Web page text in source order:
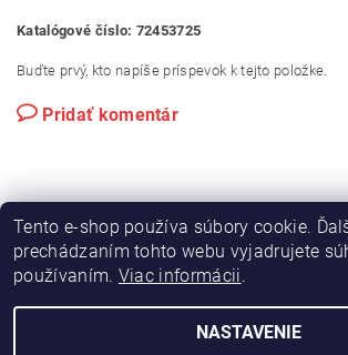
Katalógové číslo: 72453725
Buďte prvý, kto napíše príspevok k tejto položke.
Pridať komentár
Výroba hydraulických hadíc
Tento e-shop používa súbory cookie.
prechádzaním tohto webu vyjadrujete
používaním. Viac informácii.
NASTAVENIE